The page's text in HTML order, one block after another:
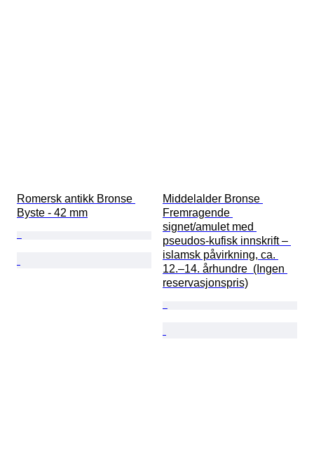
Romersk antikk Bronse
Byste - 42 mm
Middelalder Bronse
Fremragende
signet/amulet med
pseudos-kufisk innskrift –
islamsk påvirkning, ca.
12.–14. århundre  (Ingen
reservasjonspris)